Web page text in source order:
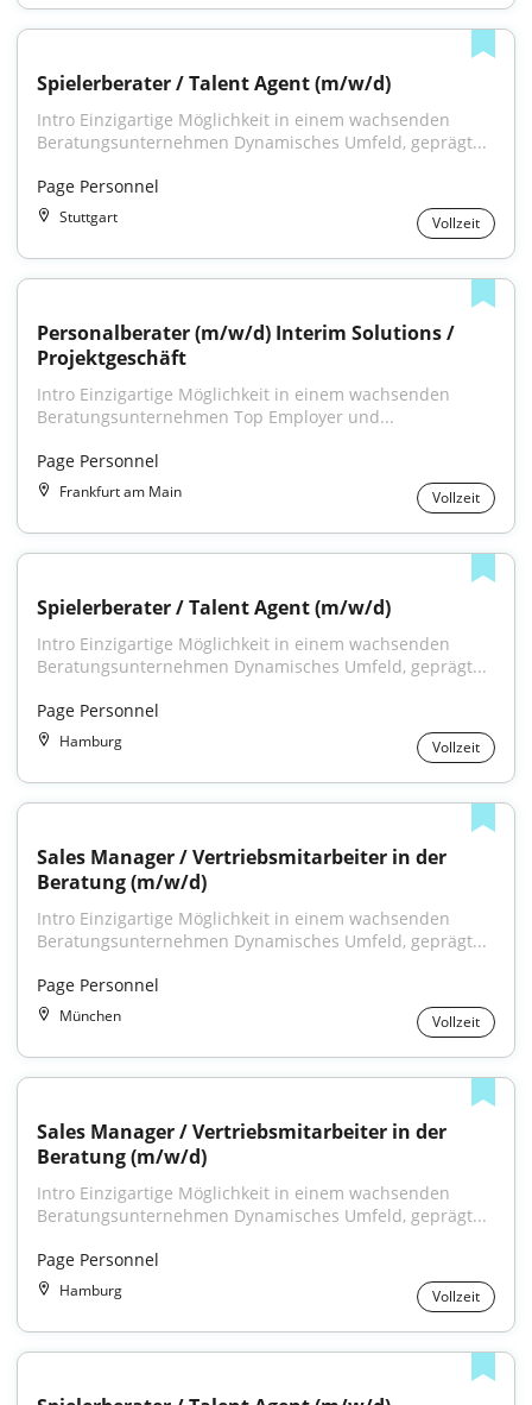
Spielerberater / Talent Agent (m/w/d)
Intro Einzigartige Möglichkeit in einem wachsenden
Beratungsunternehmen Dynamisches Umfeld, geprägt...
Page Personnel
Stuttgart Vollzeit
Personalberater (m/w/d) Interim Solutions /
Projektgeschäft
Intro Einzigartige Möglichkeit in einem wachsenden
Beratungsunternehmen Top Employer und...
Page Personnel
Frankfurt am Main Vollzeit
Spielerberater / Talent Agent (m/w/d)
Intro Einzigartige Möglichkeit in einem wachsenden
Beratungsunternehmen Dynamisches Umfeld, geprägt...
Page Personnel
Hamburg Vollzeit
Sales Manager / Vertriebsmitarbeiter in der
Beratung (m/w/d)
Intro Einzigartige Möglichkeit in einem wachsenden
Beratungsunternehmen Dynamisches Umfeld, geprägt...
Page Personnel
München Vollzeit
Sales Manager / Vertriebsmitarbeiter in der
Beratung (m/w/d)
Intro Einzigartige Möglichkeit in einem wachsenden
Beratungsunternehmen Dynamisches Umfeld, geprägt...
Page Personnel
Hamburg Vollzeit